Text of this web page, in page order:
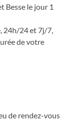
Besse le jour 1
24h/24 et 7j/7,
de votre
de rendez-vous